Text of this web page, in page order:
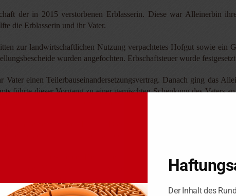
der in 2015 verstorbenen Erblasserin. Diese war Alleinerbin
die Erblasserin und ihr Vater.
zur landwirtschaftlichen Nutzung verpachtetes Hofgut sowie ein
wurden angefochten. Erbschaftsteuer wurde
einen Teilerbauseinandersetzungsvertrag. Danach ging das
führte dieser Vorgang zu einer gemischten Schenkung des Vaters
des Grundbesitzes ausgegangen. Außerdem sei die
an einen fremden Dritten. Dies führte dazu, dass das
erhöhte. Hiergegen wurde Einspruch eingelegt.
Den Erben (Erblasserin und Vater)
und der Abzugsbetrag zugerechnet. Auch hiergegen klagte die
sondern unter Berücksichtigung der Teilerbauseinandersetzung
Der Inhalt des